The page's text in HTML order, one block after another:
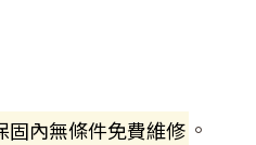
內無條件免費維修 。